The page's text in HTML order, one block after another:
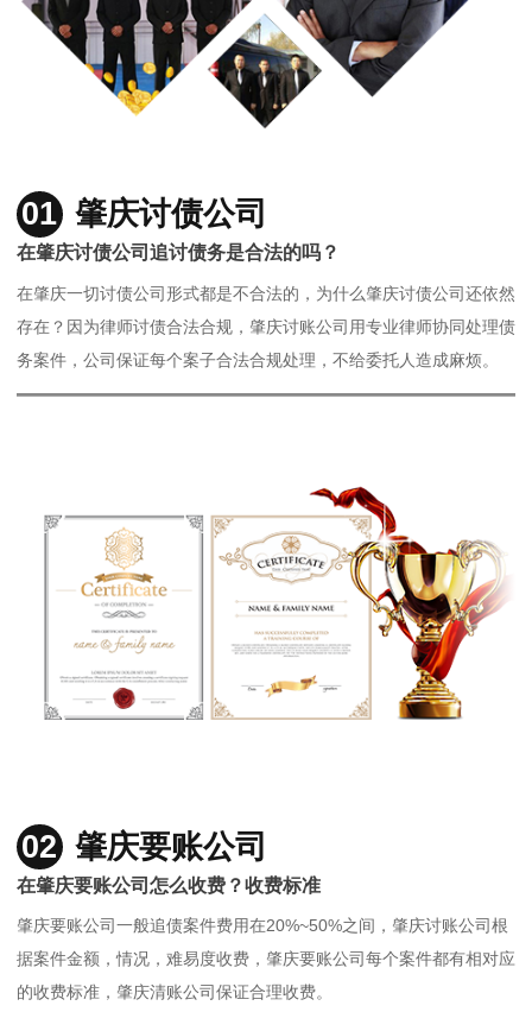
01 肇庆讨债公司
在肇庆讨债公司追讨债务是合法的吗？
在肇庆一切讨债公司形式都是不合法的，为什么肇庆讨债公司还依然
存在？因为律师讨债合法合规，肇庆讨账公司用专业律师协同处理债
务案件，公司保证每个案子合法合规处理，不给委托人造成麻烦。
02 肇庆要账公司
在肇庆要账公司怎么收费？收费标准
肇庆要账公司一般追债案件费用在20%~50%之间，肇庆讨账公司根
据案件金额，情况，难易度收费，肇庆要账公司每个案件都有相对应
的收费标准，肇庆清账公司保证合理收费。